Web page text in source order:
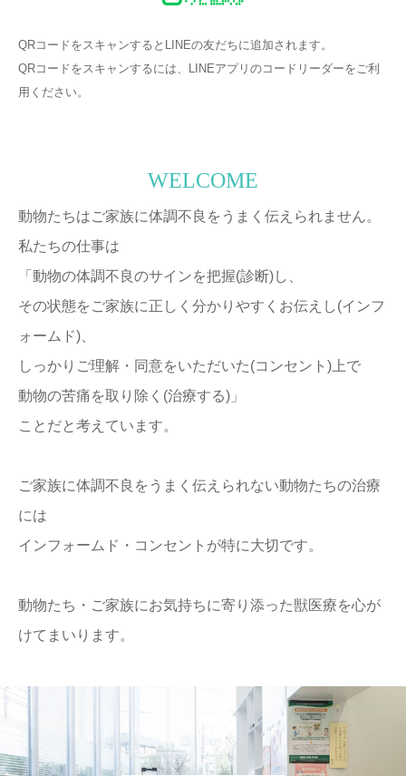
QRコードをスキャンするとLINEの友だちに追加されます。
QRコードをスキャンするには、LINEアプリのコードリーダーをご利
用ください。
WELCOME
動物たちはご家族に体調不良をうまく伝えられません。
私たちの仕事は
「動物の体調不良のサインを把握(診断)し、
その状態をご家族に正しく分かりやすくお伝えし(インフ
ォームド)、
しっかりご理解・同意をいただいた(コンセント)上で
動物の苦痛を取り除く(治療する)」
ことだと考えています。
ご家族に体調不良をうまく伝えられない動物たちの治療
には
インフォームド・コンセントが特に大切です。
動物たち・ご家族にお気持ちに寄り添った獣医療を心が
けてまいります。